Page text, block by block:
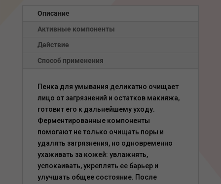
Описание
Активные компоненты
Действие
Способ применения
Пенка для умывания деликатно очищает
лицо от загрязнений и остатков макияжа,
готовит его к дальнейшему уходу.
Ферментированные компоненты
помогают не только очищать поры и
удалять загрязнения, но одновременно
ухаживать за кожей: увлажнять,
успокаивать, укреплять ее барьер и
улучшать общее состояние. После